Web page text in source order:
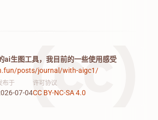
ai生图工具，我目前的一些使用感受
posts/journal/with-aigc1/
布于
07-04
许可协议
CC BY-NC-SA 4.0